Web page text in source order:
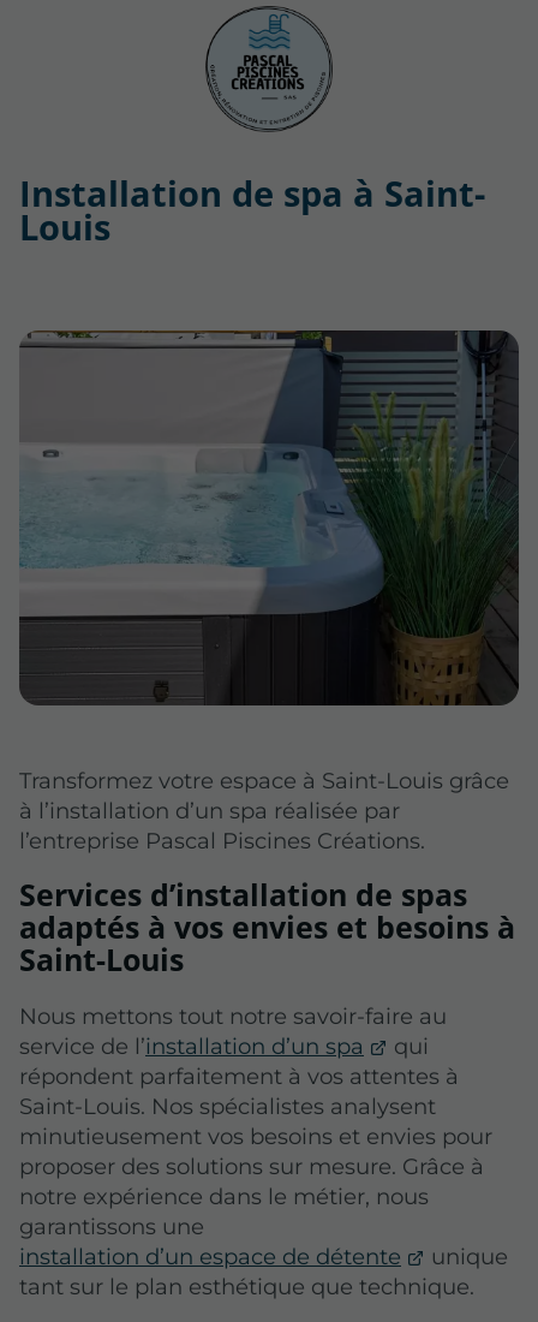
Installation de spa à Saint-
Louis
Transformez votre espace à Saint-Louis grâce
à l’installation d’un spa réalisée par
l’entreprise Pascal Piscines Créations.
Services d’installation de spas
adaptés à vos envies et besoins à
Saint-Louis
Nous mettons tout notre savoir-faire au
service de l’installation d’un spa
qui
répondent parfaitement à vos attentes à
Saint-Louis. Nos spécialistes analysent
minutieusement vos besoins et envies pour
proposer des solutions sur mesure. Grâce à
notre expérience dans le métier, nous
garantissons une
installation d’un espace de détente
unique
tant sur le plan esthétique que technique.